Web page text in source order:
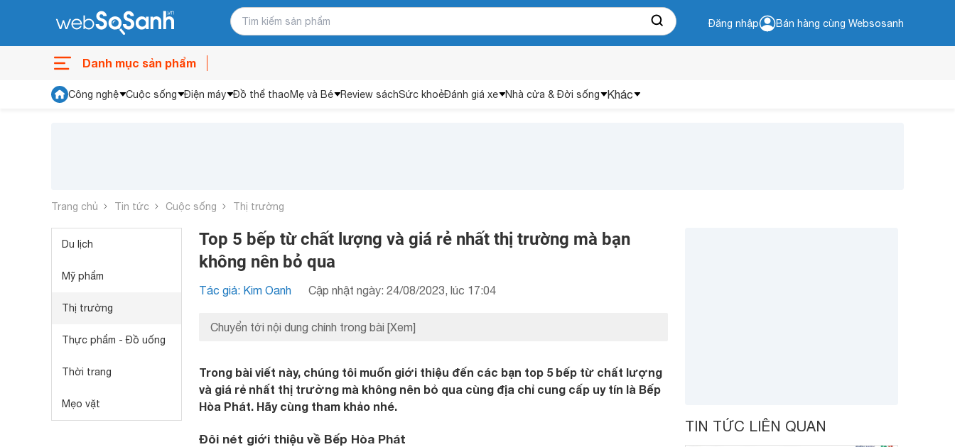
Đăng nhập Bán hàng cùng Websosanh
Danh mục sản phẩm
Công nghệ Cuộc sống Điện máy Đồ thể thaoMẹ và Bé Review sáchSức khoẻĐánh giá xe Nhà cửa & Đời sống Khác
Trang chủ Tin tức Cuộc sống Thị trường
Du lịch
Mỹ phẩm
Thị trường
Thực phẩm - Đồ uống
Thời trang
Mẹo vặt
Top 5 bếp từ chất lượng và giá rẻ nhất thị trường mà bạn
không nên bỏ qua
Tác giả: Kim Oanh Cập nhật ngày: 24/08/2023, lúc 17:04
Chuyển tới nội dung chính trong bài [Xem]
Trong bài viết này, chúng tôi muốn giới thiệu đến các bạn top 5 bếp từ chất lượng
và giá rẻ nhất thị trường mà không nên bỏ qua cùng địa chỉ cung cấp uy tín là Bếp
Hòa Phát. Hãy cùng tham khảo nhé.
Đôi nét giới thiệu về Bếp Hòa Phát
TIN TỨC LIÊN QUAN